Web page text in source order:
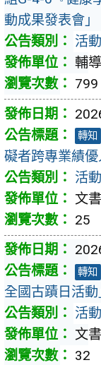
動成果發表會」
活
輔
799
轉知
礙者跨專業績
活
文
25
轉知
全國古蹟日活動
活
文
32